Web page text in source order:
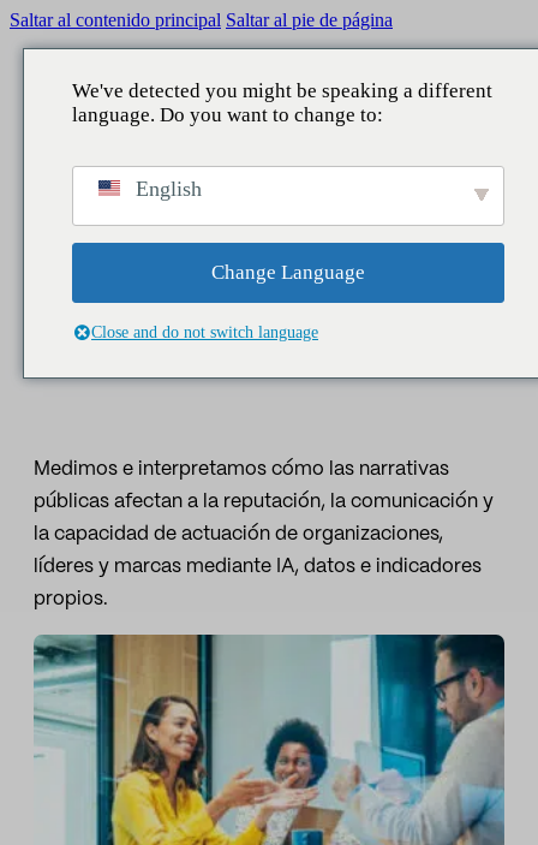
Saltar al contenido principal Saltar al pie de página
Legislativo
Data Lake
Contact center
Asistentes IA
Sport
Comunicación Corporativa
Reputación y marca
Directivos y liderazgo
Marketing y patrocinio
Audiencias y territorio
Deporte y talento
Medios de comunicación e informes
Instituciones públicas
Estudios
Business Intelligence
Noticias
INTELIGENCIA
DEL IMPACTO
PÚBLICO
Medimos e interpretamos cómo las narrativas
públicas afectan a la reputación, la comunicación y
la capacidad de actuación de organizaciones,
líderes y marcas mediante IA, datos e indicadores
propios.
We've detected you might be speaking a different
language. Do you want to change to:
English
Change Language
Close and do not switch language